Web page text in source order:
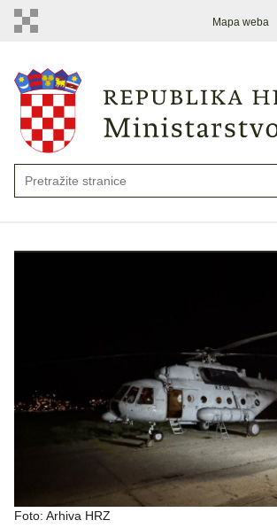
Mapa weba
Foto: Arhiva HRZ